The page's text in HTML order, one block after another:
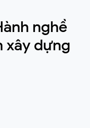
nghề
xây dựng